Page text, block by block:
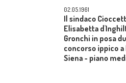
02.05.1961
Il sindaco
Elisabetta
Gronchi in posa
concorso ippico a
Siena - piano